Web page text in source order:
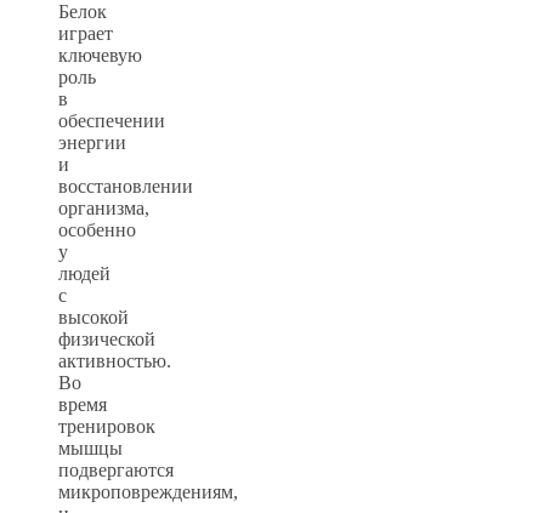
Белок
играет
ключевую
роль
в
обеспечении
энергии
и
восстановлении
организма,
особенно
у
людей
с
высокой
физической
активностью.
Во
время
тренировок
мышцы
подвергаются
микроповреждениям,